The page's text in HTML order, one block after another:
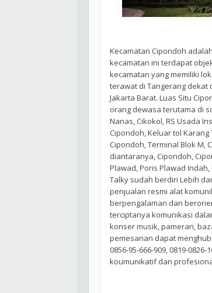
Kecamatan Cipondoh
kecamatan ini terdapat
kecamatan yang memiliki
terawat di Tangerang dekat
Jakarta Barat. Luas Situ
orang dewasa terutama di
Nanas, Cikokol, RS Usada
Cipondoh, Keluar tol
Cipondoh, Terminal Blok M,
diantaranya, Cipondoh,
Plawad, Poris Plawad Indah,
Talky sudah berdiri Lebih
penjualan resmi alat
berpengalaman dan
terciptanya komunikasi
konser musik, pameran,
pemesanan dapat
0856-95-666-909, 0819-
koumunikatif dan